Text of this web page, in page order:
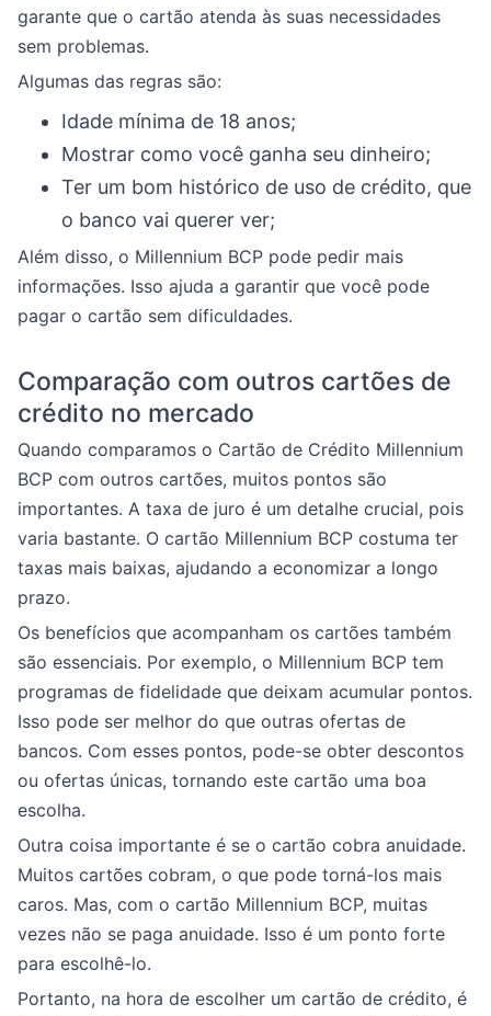
garante que o cartão atenda às suas necessidades
sem problemas.
Algumas das regras são:
Idade mínima de 18 anos;
Mostrar como você ganha seu dinheiro;
Ter um bom histórico de uso de crédito, que
o banco vai querer ver;
Além disso, o Millennium BCP pode pedir mais
informações. Isso ajuda a garantir que você pode
pagar o cartão sem dificuldades.
Comparação com outros cartões de
crédito no mercado
Quando comparamos o Cartão de Crédito Millennium
BCP com outros cartões, muitos pontos são
importantes. A taxa de juro é um detalhe crucial, pois
varia bastante. O cartão Millennium BCP costuma ter
taxas mais baixas, ajudando a economizar a longo
prazo.
Os benefícios que acompanham os cartões também
são essenciais. Por exemplo, o Millennium BCP tem
programas de fidelidade que deixam acumular pontos.
Isso pode ser melhor do que outras ofertas de
bancos. Com esses pontos, pode-se obter descontos
ou ofertas únicas, tornando este cartão uma boa
escolha.
Outra coisa importante é se o cartão cobra anuidade.
Muitos cartões cobram, o que pode torná-los mais
caros. Mas, com o cartão Millennium BCP, muitas
vezes não se paga anuidade. Isso é um ponto forte
para escolhê-lo.
Portanto, na hora de escolher um cartão de crédito, é